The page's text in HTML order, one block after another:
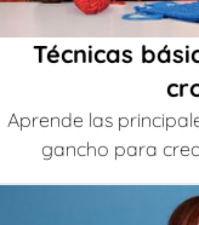
Técnicas
Aprende las
gancho para